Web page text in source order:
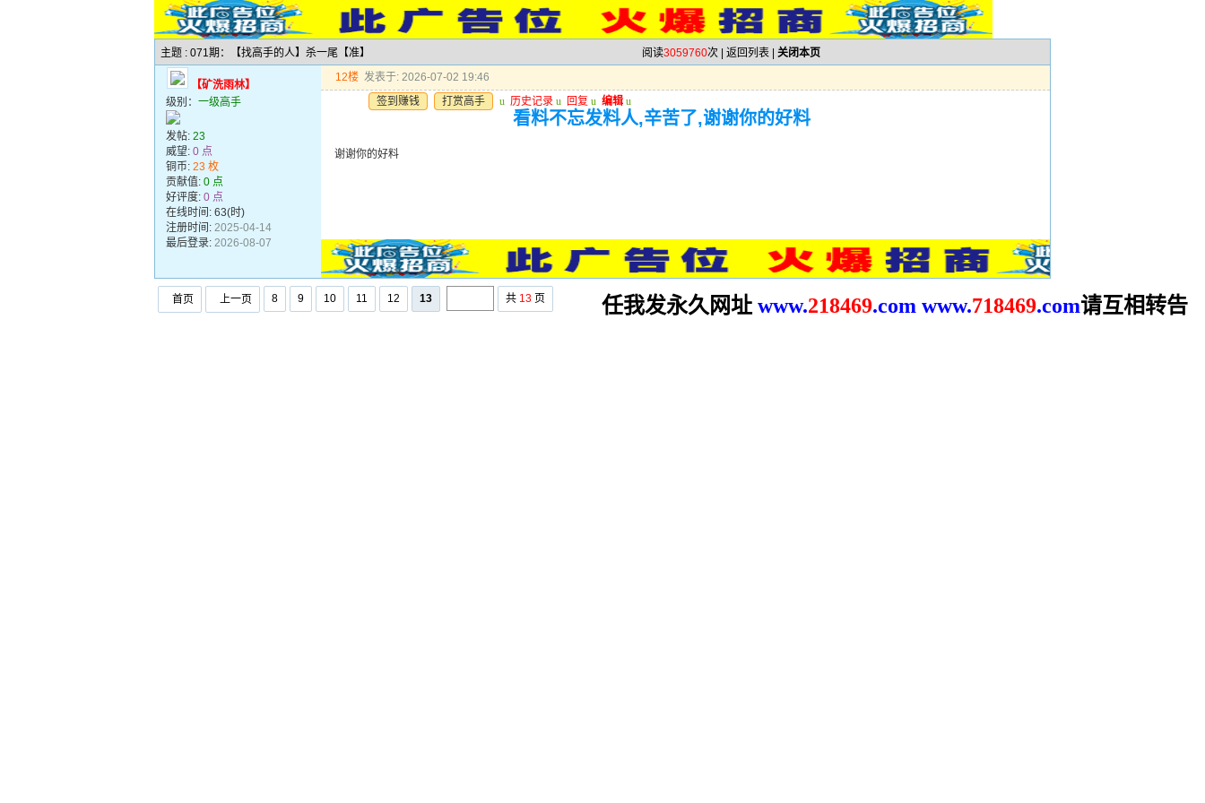
主题 : 071期：【找高手的人】杀一尾【准】 阅读3059760次 | 返回列表 关闭本页
【矿洗雨林】
级别： 一级高手
发帖: 23
威望: 0 点
铜币: 23 枚
贡献值: 0 点
好评度: 0 点
在线时间: 63(时)
注册时间: 2025-04-14
最后登录: 2026-08-07
12楼 发表于: 2026-07-02 19:46
签到赚钱
打赏高手 u 历史记录 u 回复 u 编辑 u
看料不忘发料人,辛苦了,谢谢你的好料
谢谢你的好料
首页 上一页 8 9 10 11 12 13 共 13 页 任我发永久网址 www.218469.com www.718469.com请互相转告